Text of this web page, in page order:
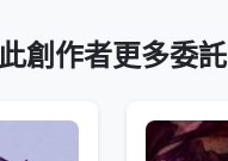
此創作者更多委託